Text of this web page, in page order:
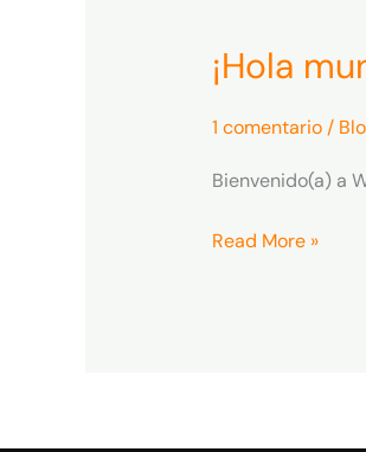
¡Hola
1 comentario /
Bienvenido(a) a
¡Hola
mundo!
Read More »